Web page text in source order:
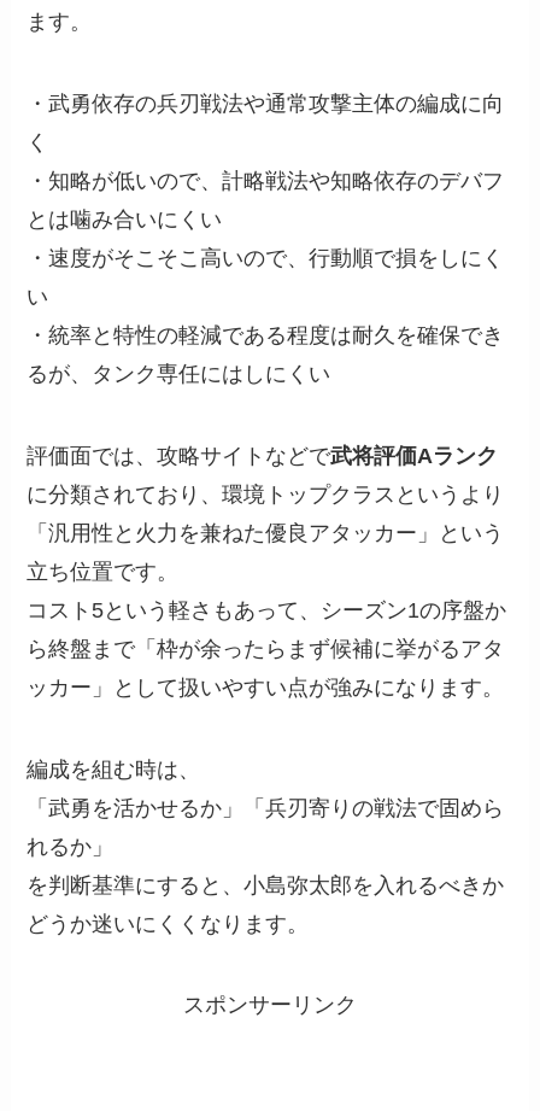
ます。
・武勇依存の兵刃戦法や通常攻撃主体の編成に向
く
・知略が低いので、計略戦法や知略依存のデバフ
とは噛み合いにくい
・速度がそこそこ高いので、行動順で損をしにく
い
・統率と特性の軽減である程度は耐久を確保でき
るが、タンク専任にはしにくい
評価面では、攻略サイトなどで武将評価Aランク
に分類されており、環境トップクラスというより
「汎用性と火力を兼ねた優良アタッカー」という
立ち位置です。
コスト5という軽さもあって、シーズン1の序盤か
ら終盤まで「枠が余ったらまず候補に挙がるアタ
ッカー」として扱いやすい点が強みになります。
編成を組む時は、
「武勇を活かせるか」「兵刃寄りの戦法で固めら
れるか」
を判断基準にすると、小島弥太郎を入れるべきか
どうか迷いにくくなります。
スポンサーリンク